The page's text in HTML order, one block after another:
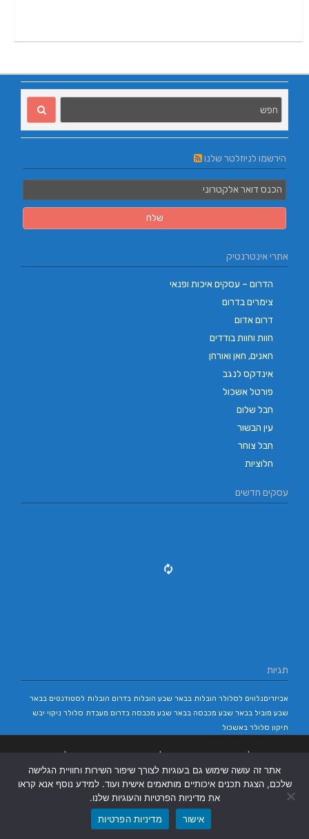
הירשמו לניוזלטר שלנו
אתרי אינטרנטיק
הדרום – עסקים איכות ופנאי
צימרים בדרום
דרום אדום
חוות וחוות בודדים
חאנים, חאן ואורחן
אינדקס לנגב
פורטל אשכול
חבל שלום
עין הבשור
חבל צוחר
חלוציות
עסקים חדשים
תגיות
אביזריםנלווים לסלולר הובלות בבאר שבע הובלות בדרום הובלות לסטודנטים בבאר
שבע מוביל בבאר שבע מכבסה בבאר שבע מכבסה בדרום מעבדת סלולר ניקוי יבש
תיקון סלולר באשכול
בבאר שבע |
אתר זה עושה שימוש גם בעוגיות לצורך שיפור השירות וחוויית הגלישה
שלכם, הצגת תכנים איכותיים מותאמים אישית ועוד. למידע נוסף אנא קראו
את מדיניות הפרטיות והעוגיות שלנו.
אישור
מדיניות הפרטיות